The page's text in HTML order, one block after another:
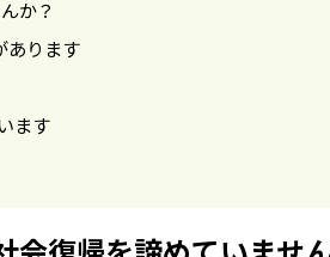
か？
あります
ます